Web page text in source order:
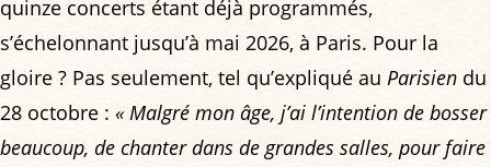
quinze concerts étant déjà programmés,
s’échelonnant jusqu’à mai 2026, à Paris. Pour la
gloire ? Pas seulement, tel qu’expliqué au Parisien du
28 octobre : « Malgré mon âge, j’ai l’intention de bosser
beaucoup, de chanter dans de grandes salles, pour faire